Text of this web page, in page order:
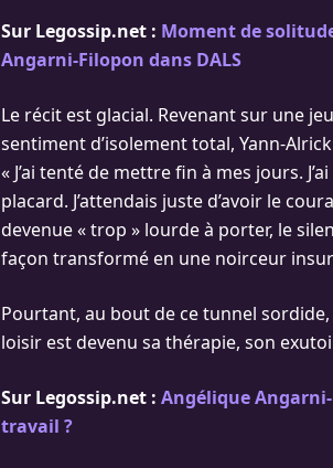
Sur Legossip.net : Moment de
Angarni-Filopon dans DALS
Le récit est glacial. Revenant sur une
sentiment d’isolement total, Yann-
« J’ai tenté de mettre fin à mes jours.
placard. J’attendais juste d’avoir le
devenue « trop » lourde à porter, le
façon transformé en une noirceur
Pourtant, au bout de ce tunnel sordide,
loisir est devenu sa thérapie, son
Sur Legossip.net : Angélique
travail ?